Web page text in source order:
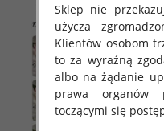
Sklep nie
użycza
Klientów osobom
to za wyraźną
albo na żądanie
prawa organów
toczącymi się